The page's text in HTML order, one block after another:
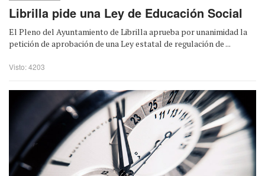
Librilla pide una Ley de Educación Social
El Pleno del Ayuntamiento de Librilla aprueba por unanimidad la
petición de aprobación de una Ley estatal de regulación de ...
Visto: 4203